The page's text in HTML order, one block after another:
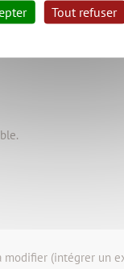
de surface taxable,
modifier (intégrer un
Tout refuser